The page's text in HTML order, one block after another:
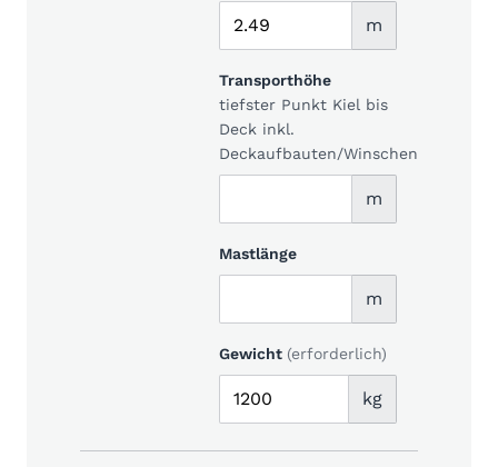
m
Transporthöhe
tiefster Punkt Kiel bis
Deck inkl.
Deckaufbauten/Winschen
m
Mastlänge
m
Gewicht (erforderlich)
kg